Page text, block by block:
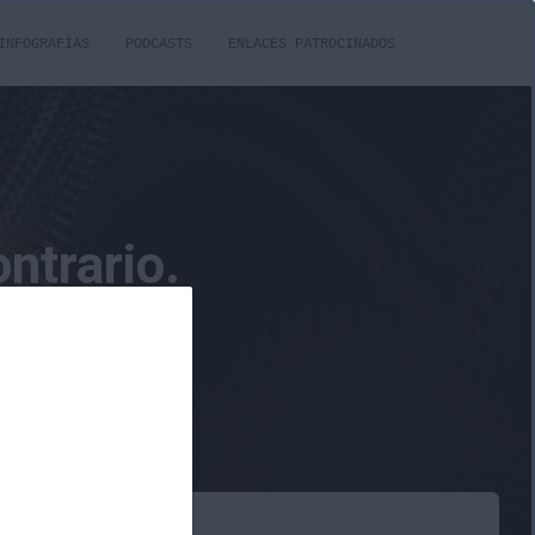
INFOGRAFÍAS PODCASTS ENLACES PATROCINADOS